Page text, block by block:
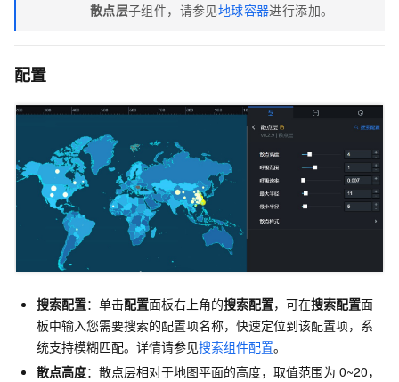
散点层子组件，请参见地球容器进行添加。
配置
搜索配置：单击配置面板右上角的搜索配置，可在搜索配置面
板中输入您需要搜索的配置项名称，快速定位到该配置项，系
统支持模糊匹配。详情请参见搜索组件配置。
散点高度：散点层相对于地图平面的高度，取值范围为 0~20，